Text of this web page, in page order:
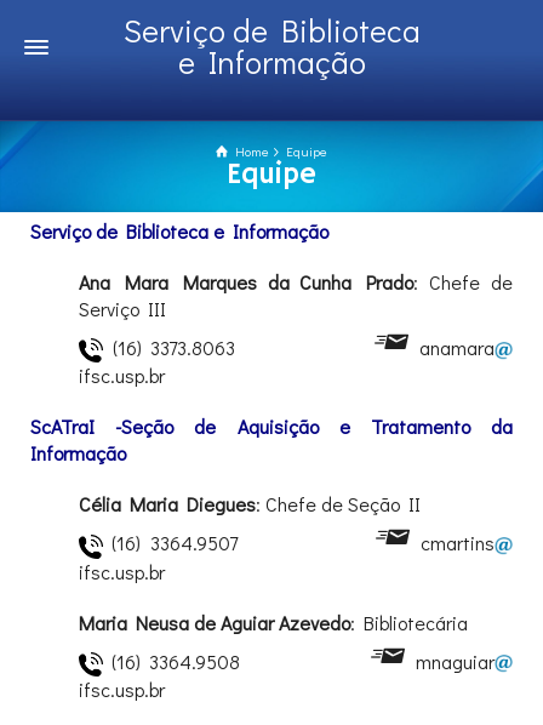
Serviço de Biblioteca
e Informação
Home Equipe
Equipe
Serviço de Biblioteca e Informação
Ana Mara Marques da Cunha Prado: Chefe de
Serviço III
(16) 3373.8063
anamara
ifsc.usp.br
ScATraI -Seção de Aquisição e Tratamento da
Informação
Célia Maria Diegues: Chefe de Seção II
(16) 3364.9507
cmartins
ifsc.usp.br
Maria Neusa de Aguiar Azevedo: Bibliotecária
(16) 3364.9508
mnaguiar
ifsc.usp.br